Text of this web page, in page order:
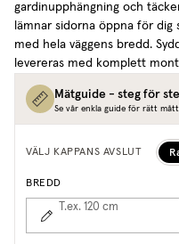
gardinupphängning och
lämnar sidorna öppna för dig
med hela väggens bredd.
levereras med komplett
Mätguide - steg för
Se vår enkla guide för rätt mått
VÄLJ KAPPANS AVSLUT
BREDD
T.ex. 120 cm